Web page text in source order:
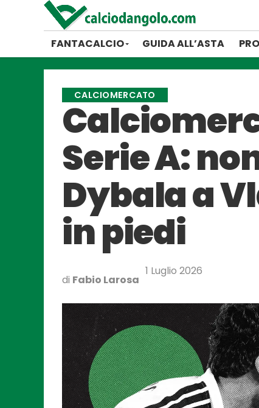
FANTACALCIO GUIDA ALL’ASTA
CALCIOMERCATO
Serie A:
Dybala a
in piedi
di Fabio Larosa
1 Luglio 2026